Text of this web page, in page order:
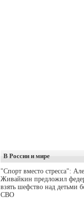
В России и мире
"Спорт вместо стресса":
Живайкин предложил
взять шефство над детьми
СВО